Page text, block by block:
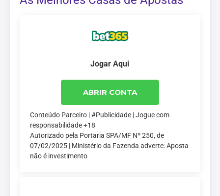
Jogar Aqui
ABRIR CONTA
Conteúdo Parceiro | #Publicidade | Jogue com
responsabilidade +18
Autorizado pela Portaria SPA/MF Nº 250, de
07/02/2025 | Ministério da Fazenda adverte: Aposta
não é investimento